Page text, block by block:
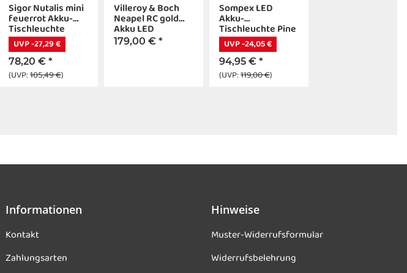
Sigor Nutalis mini
feuerrot Akku-
Tischleuchte
UVP -27,29 €
78,20 € *
(UVP:105,49 €)
Villeroy & Boch
Neapel RC gold
Akku LED
Tischleuchte
179,00 € *
Sompex LED
Akku-
Tischleuchte Pine
2.0 silber 47cm
UVP -24,05 €
94,95 € *
(UVP:119,00 €)
Informationen
Kontakt
Zahlungsarten
Hinweise
Muster-Widerrufsformular
Widerrufsbelehrung